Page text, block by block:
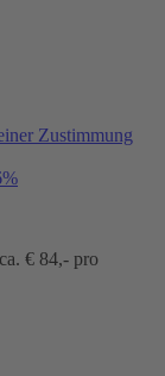
Zustimmung
€ 84,- pro